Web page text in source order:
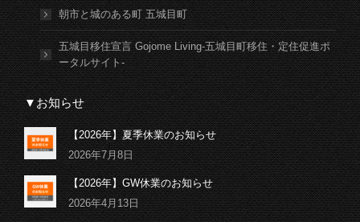
朝市と城のある町 五城目町
五城目移住宣言 Gojome Living-五城目町移住・定住促進ポ
ータルサイト-
▼お知らせ
【2026年】夏季休業のお知らせ
2026年7月8日
【2026年】GW休業のお知らせ
2026年4月13日